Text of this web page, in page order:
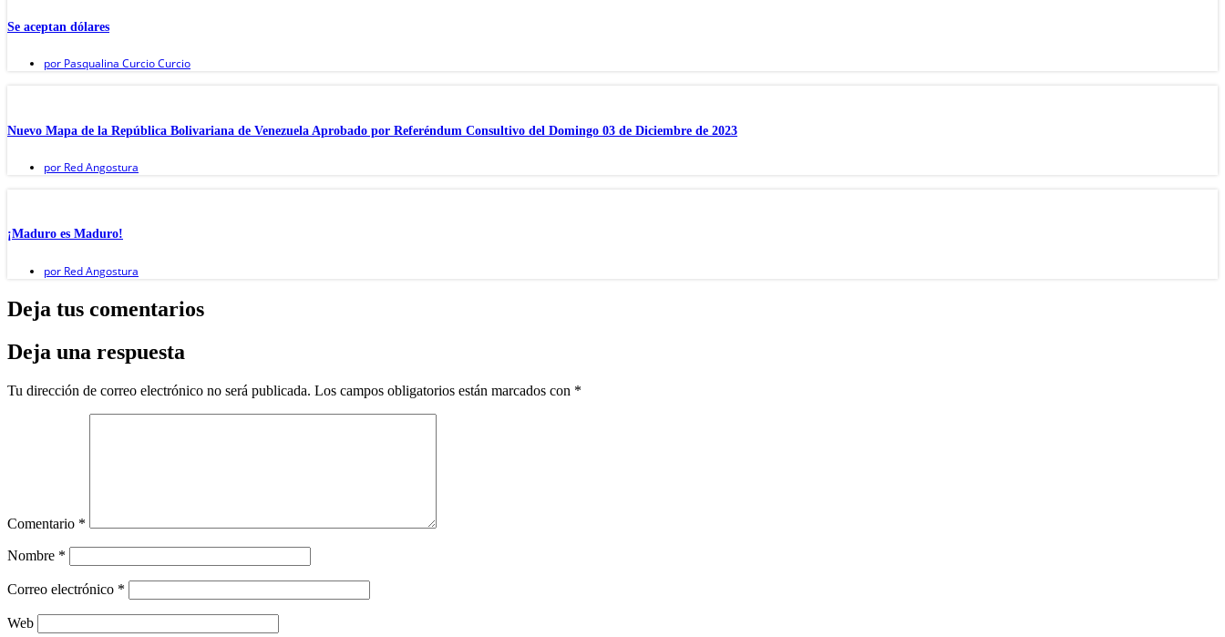
Se aceptan dólares
por Pasqualina Curcio Curcio
Nuevo Mapa de la República Bolivariana de Venezuela Aprobado por Referéndum Consultivo del Domingo 03 de Diciembre de 2023
por Red Angostura
¡Maduro es Maduro!
por Red Angostura
Deja tus comentarios
Deja una respuesta
Tu dirección de correo electrónico no será publicada. Los campos obligatorios están marcados con *
Comentario *
Nombre *
Correo electrónico *
Web